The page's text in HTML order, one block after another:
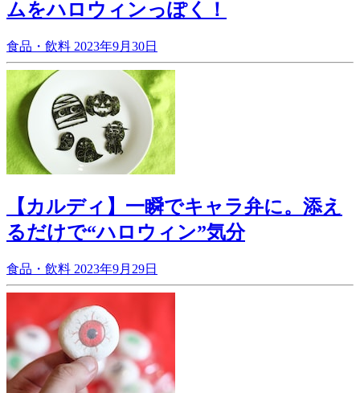
ムをハロウィンっぽく！
食品・飲料 2023年9月30日
【カルディ】一瞬でキャラ弁に。添え
るだけで“ハロウィン”気分
食品・飲料 2023年9月29日